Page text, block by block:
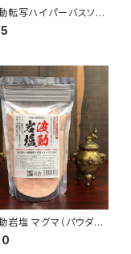
転写ハイパーバスソル
岩塩 マグマ（パウダ
岩塩